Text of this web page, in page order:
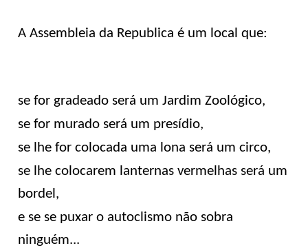
A Assembleia da Republica é um local que:
se for gradeado será um Jardim Zoológico,
se for murado será um presídio,
se lhe for colocada uma lona será um circo,
se lhe colocarem lanternas vermelhas será um
bordel,
e se se puxar o autoclismo não sobra
ninguém...